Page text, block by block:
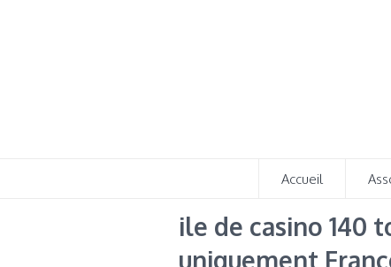
Accueil
ile de casino 140
uniquement